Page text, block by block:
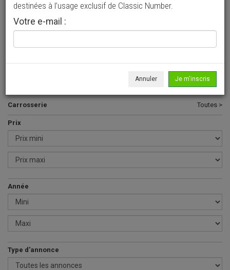
Ajouter une annonce
> Rechercher un véhicule
SA >
Carrosserie Toutes >
Prix
Année
Type d'annonce
destinées à l’usage exclusif de Classic Number.
Votre e-mail :
Annuler Je m'inscris